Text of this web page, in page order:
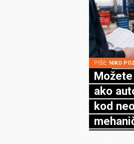
PIŠE: NIKO
ako
kod